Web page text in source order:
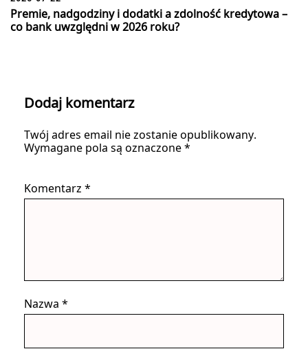
Premie, nadgodziny i dodatki a zdolność kredytowa –
co bank uwzględni w 2026 roku?
Dodaj komentarz
Twój adres email nie zostanie opublikowany.
Wymagane pola są oznaczone*
Komentarz *
Nazwa *